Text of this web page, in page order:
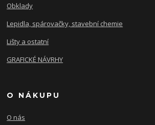
Obklady
Lepidla, spárovačky, stavební chemie
Lišty a ostatní
GRAFICKÉ NÁVRHY
O NÁKUPU
O nás